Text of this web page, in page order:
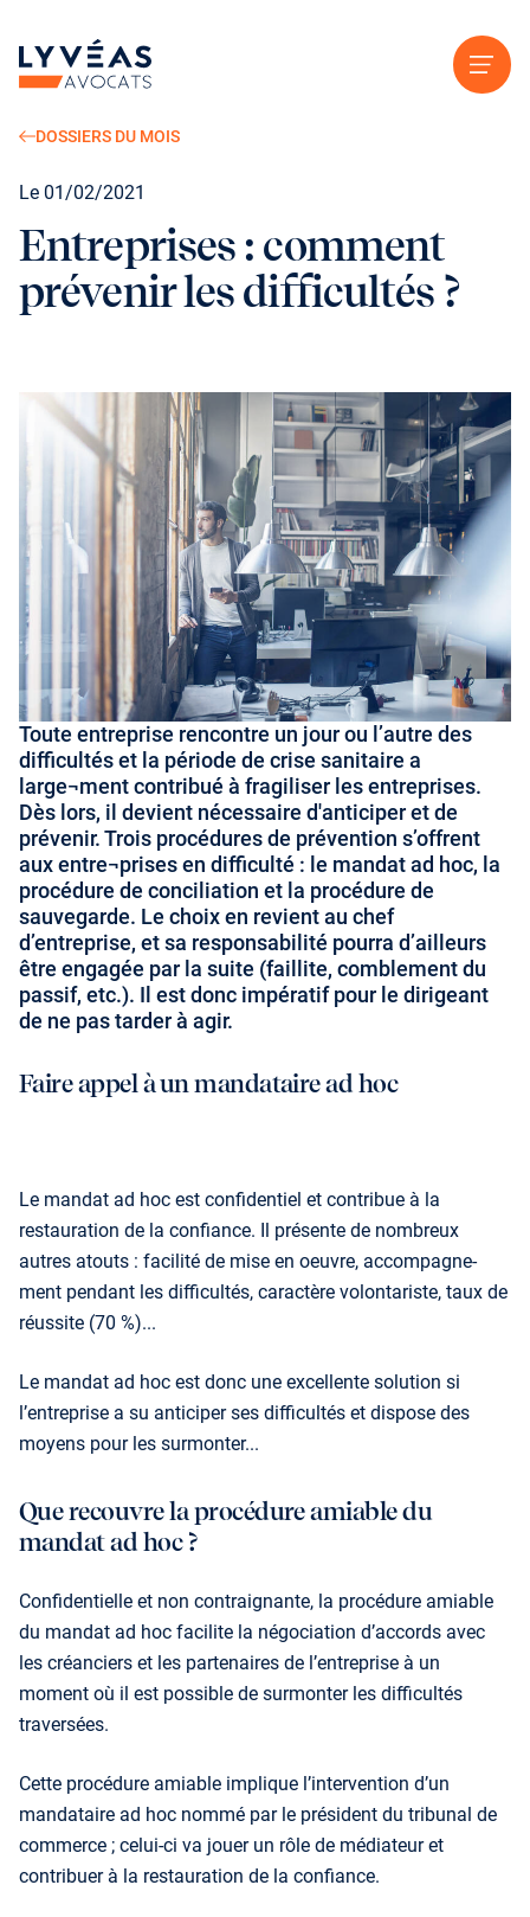
DOSSIERS DU MOIS
Le 01/02/2021
Entreprises : comment
prévenir les difficultés ?
Toute entreprise rencontre un jour ou l’autre des
difficultés et la période de crise sanitaire a
large¬ment contribué à fragiliser les entreprises.
Dès lors, il devient nécessaire d'anticiper et de
prévenir. Trois procédures de prévention s’offrent
aux entre¬prises en difficulté : le mandat ad hoc, la
procédure de conciliation et la procédure de
sauvegarde. Le choix en revient au chef
d’entreprise, et sa responsabilité pourra d’ailleurs
être engagée par la suite (faillite, comblement du
passif, etc.). Il est donc impératif pour le dirigeant
de ne pas tarder à agir.
Faire appel à un mandataire ad hoc
Le mandat ad hoc est confidentiel et contribue à la
restauration de la confiance. Il présente de nombreux
autres atouts : facilité de mise en oeuvre, accompagne­
ment pendant les difficultés, caractère volontariste, taux de
réussite (70 %)...
Le mandat ad hoc est donc une excellente solution si
l’entreprise a su anticiper ses difficultés et dispose des
moyens pour les surmonter...
Que recouvre la procédure amiable du
mandat ad hoc ?
Confidentielle et non contraignante, la procédure amiable
du mandat ad hoc facilite la négociation d’accords avec
les créanciers et les partenaires de l’entreprise à un
moment où il est possible de surmonter les difficultés
traversées.
Cette procédure amiable implique l’intervention d’un
mandataire ad hoc nommé par le président du tribunal de
commerce ; celui-ci va jouer un rôle de médiateur et
contribuer à la restauration de la confiance.